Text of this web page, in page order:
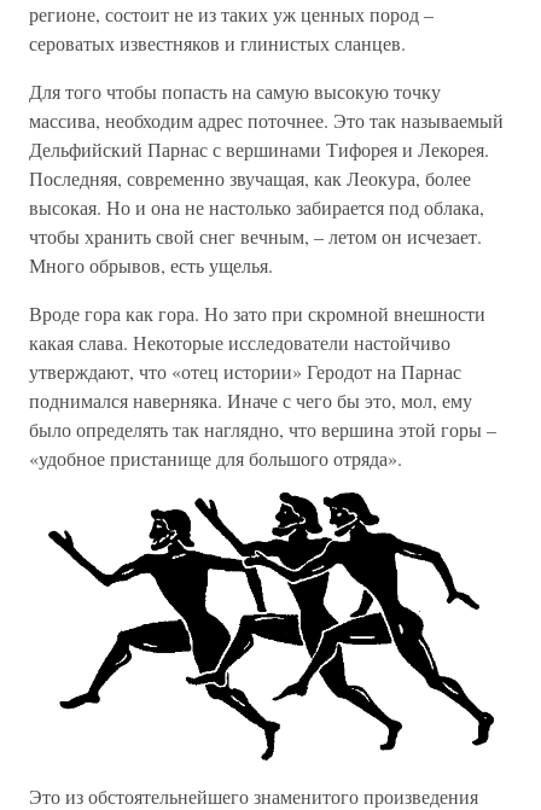
регионе, состоит не из таких уж ценных пород –
сероватых известняков и глинистых сланцев.
Для того чтобы попасть на самую высокую точку
массива, необходим адрес поточнее. Это так называемый
Дельфийский Парнас с вершинами Тифорея и Лекорея.
Последняя, современно звучащая, как Леокура, более
высокая. Но и она не настолько забирается под облака,
чтобы хранить свой снег вечным, – летом он исчезает.
Много обрывов, есть ущелья.
Вроде гора как гора. Но зато при скромной внешности
какая слава. Некоторые исследователи настойчиво
утверждают, что «отец истории» Геродот на Парнас
поднимался наверняка. Иначе с чего бы это, мол, ему
было определять так наглядно, что вершина этой горы –
«удобное пристанище для большого отряда».
Это из обстоятельнейшего знаменитого произведения